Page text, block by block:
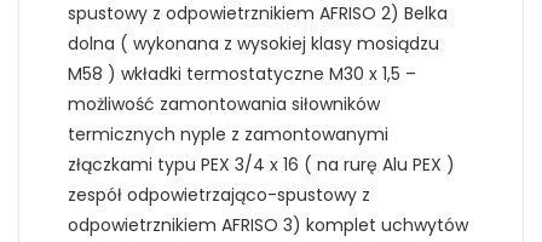
spustowy z odpowietrznikiem AFRISO 2) Belka
dolna ( wykonana z wysokiej klasy mosiądzu
M58 ) wkładki termostatyczne M30 x 1,5 –
możliwość zamontowania siłowników
termicznych nyple z zamontowanymi
złączkami typu PEX 3/4 x 16 ( na rurę Alu PEX )
zespół odpowietrzająco-spustowy z
odpowietrznikiem AFRISO 3) komplet uchwytów